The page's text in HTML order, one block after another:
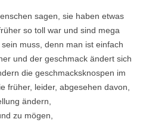
sagen, sie haben etwas
so toll war und sind mega
muss, denn man ist einfach
und der geschmack ändert sich
die geschmacksknospen im
früher, leider, abgesehen davon,
ändern,
zu mögen,